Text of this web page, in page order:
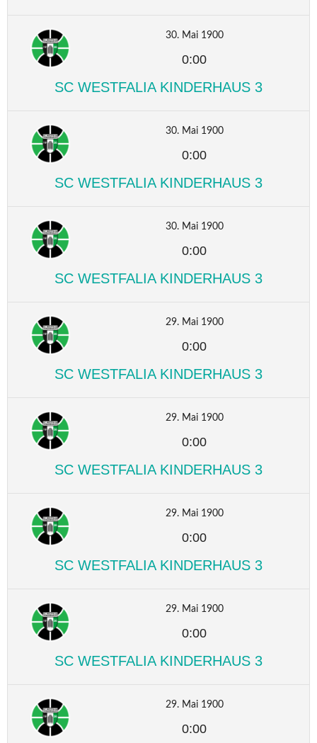
30. Mai 1900
0:00
SC WESTFALIA KINDERHAUS 3
30. Mai 1900
0:00
SC WESTFALIA KINDERHAUS 3
30. Mai 1900
0:00
SC WESTFALIA KINDERHAUS 3
29. Mai 1900
0:00
SC WESTFALIA KINDERHAUS 3
29. Mai 1900
0:00
SC WESTFALIA KINDERHAUS 3
29. Mai 1900
0:00
SC WESTFALIA KINDERHAUS 3
29. Mai 1900
0:00
SC WESTFALIA KINDERHAUS 3
29. Mai 1900
0:00